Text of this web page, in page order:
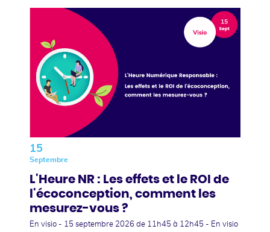
15
Septembre
L'Heure NR : Les effets et le ROI de
l'écoconception, comment les
mesurez-vous ?
En visio - 15 septembre 2026 de 11h45 à 12h45 - En visio